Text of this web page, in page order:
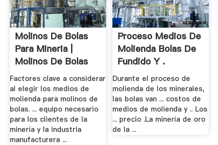
Molinos De Bolas
Para Mineria |
Molinos De Bolas
Factores clave a considerar
al elegir los medios de
molienda para molinos de
bolas. ... equipo necesario
para los clientes de la
minería y la industria
manufacturera ...
Proceso Medios De
Molienda Bolas De
Fundido Y .
Durante el proceso de
molienda de los minerales,
las bolas van ... costos de
medios de molienda y .. Los
... precio .La minería de oro
de la ...